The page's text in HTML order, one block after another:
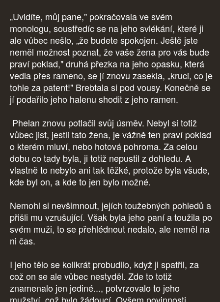
„Uvidíte, můj pane," pokračovala ve svém
monologu, soustředíc se na jeho svlékání, které ji
ale vůbec nešlo, „že budete spokojen. Ještě jste
neměl možnost poznat, že vaše žena pro vás bude
praví poklad," druhá přezka na jeho opasku, která
vedla přes rameno, se jí znovu zasekla, „kruci, co je
tohle za patent!" Brebtala si pod vousy. Konečně se
jí podařilo jeho halenu shodit z jeho ramen.
Phelan znovu potlačil svůj úsměv. Nebyl si totiž
vůbec jist, jestli tato žena, je vážně ten praví poklad
o kterém mluví, nebo hotová pohroma. Za celou
dobu co tady byla, ji totiž nepustil z dohledu. A
vlastně to nebylo ani tak těžké, protože byla všude,
kde byl on, a kde to jen bylo možné.
Nemohl si nevšimnout, jejích toužebných pohledů a
přišli mu vzrušující. Však byla jeho paní a toužila po
svém muži, to se přehlédnout nedalo, ale neměl na
ni čas.
I jeho tělo se kolikrát probudilo, když ji spatřil, za
což on se ale vůbec nestyděl. Zde to totiž
znamenalo jen jediné..., potvrzovalo to jeho